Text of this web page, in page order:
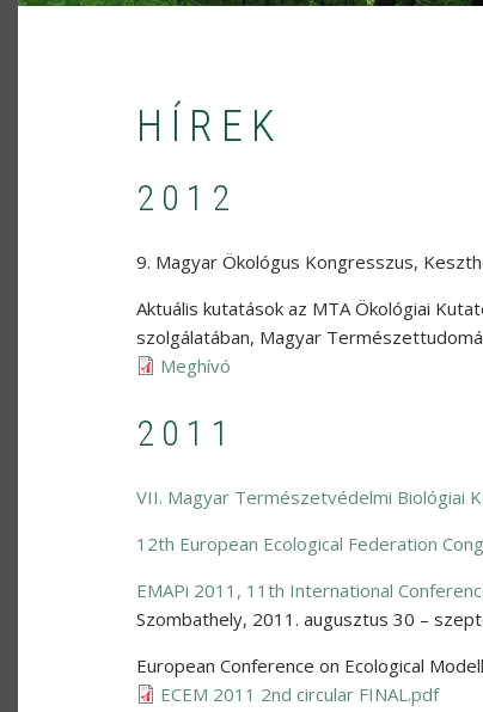
HÍREK
2012
9. Magyar Ökológus Kongresszus,
Aktuális kutatások az MTA Ökológiai
szolgálatában, Magyar
Meghívó
2011
VII. Magyar Természetvédelmi Biológiai
12th European Ecological Federation
EMAPi 2011, 11th International
Szombathely, 2011. augusztus 30 –
European Conference on Ecological
ECEM 2011 2nd circular FINAL.pdf